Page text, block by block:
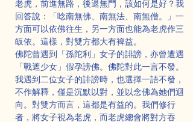
老虎，前進無路，後退無門，該如何是好？我
回答說：「唸南無佛、南無法、南無僧。」一
方面可以依佛往生，另一方面也能為老虎作三
皈依。這樣，對雙方都大有裨益。
佛陀曾遇到「孫陀利」女子的誹謗，亦曾遭遇
「戰遮少女」假孕謗佛。佛陀對此一言不發。
我遇到二位女子的誹謗時，也選擇一語不發，
不作解釋，僅是沉默以對，並以念佛為她們迴
向。對雙方而言，這都是有益的。我們修行
者，將女子視為老虎，而老虎總會將對方吞